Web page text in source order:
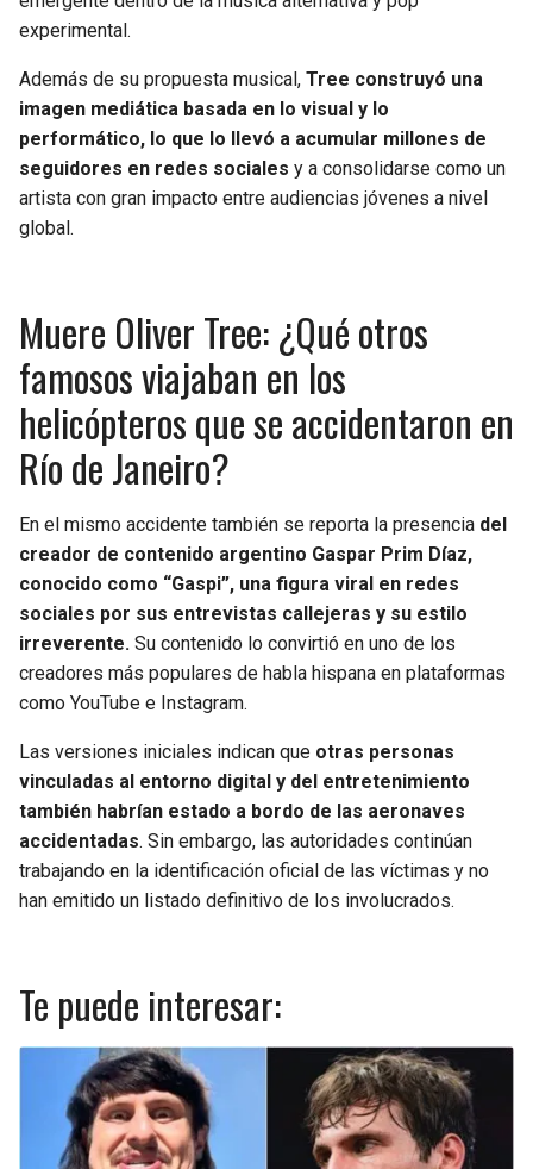
experimental.
Además de su propuesta musical, Tree construyó una
imagen mediática basada en lo visual y lo
performático, lo que lo llevó a acumular millones de
seguidores en redes sociales y a consolidarse como un
artista con gran impacto entre audiencias jóvenes a nivel
global.
Muere Oliver Tree: ¿Qué otros
famosos viajaban en los
helicópteros que se accidentaron en
Río de Janeiro?
En el mismo accidente también se reporta la presencia del
creador de contenido argentino Gaspar Prim Díaz,
conocido como “Gaspi”, una figura viral en redes
sociales por sus entrevistas callejeras y su estilo
irreverente. Su contenido lo convirtió en uno de los
creadores más populares de habla hispana en plataformas
como YouTube e Instagram.
Las versiones iniciales indican que otras personas
vinculadas al entorno digital y del entretenimiento
también habrían estado a bordo de las aeronaves
accidentadas. Sin embargo, las autoridades continúan
trabajando en la identificación oficial de las víctimas y no
han emitido un listado definitivo de los involucrados.
Te puede interesar: